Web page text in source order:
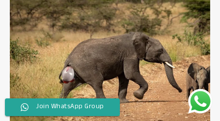
Join WhatsApp Group